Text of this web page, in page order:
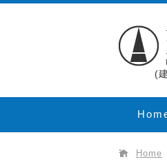
(
Home